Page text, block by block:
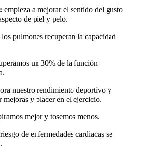
empieza a mejorar el sentido del gusto
de piel y pelo.
los pulmones recuperan la capacidad
un 30% de la función
nuestro rendimiento deportivo y
mejoras y placer en el ejercicio.
mejor y tosemos menos.
de enfermedades cardiacas se